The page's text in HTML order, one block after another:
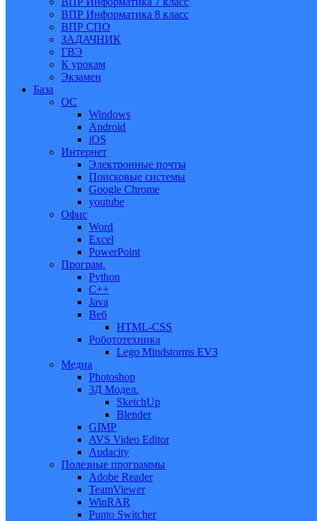
ВПР Информатика 8 класс
ВПР СПО
ЗАДАЧНИК
ГВЭ
К урокам
Экзамен
База
ОС
Windows
Android
iOS
Интернет
Электронные почты
Поисковые системы
Google Chrome
youtube
Офис
Word
Excel
PowerPoint
Програм.
Python
C++
Java
Веб
HTML-CSS
Робототехника
Lego Mindstorms EV3
Медиа
Photoshop
3Д Модел.
SketchUp
Blender
GIMP
AVS Video Editor
Audacity
Полезные программы
Adobe Reader
TeamViewer
WinRAR
Punto Switcher